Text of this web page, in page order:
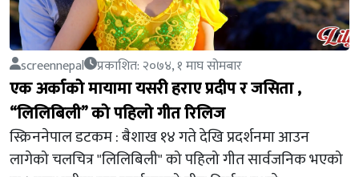
screennepal प्रकाशित: २०७४, १ माघ सोमबार
एक अर्काको मायामा यसरी हराए प्रदीप र जसिता ,
“लिलिबिली” को पहिलो गीत रिलिज
स्क्रिननेपाल डटकम : बैशाख १४ गते देखि प्रदर्शनमा आउन
लागेको चलचित्र "लिलिबिली" को पहिलो गीत सार्वजनिक भएको